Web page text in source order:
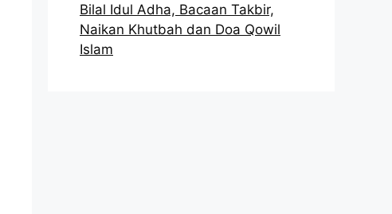
Bilal Idul Adha, Bacaan Takbir,
Naikan Khutbah dan Doa Qowil
Islam